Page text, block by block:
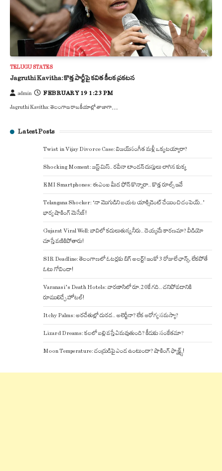
TELUGU STATES
Jagruthi Kavitha: కొత్త పార్టీపై కవిత కీలక ప్రకటన
admin FEBRUARY 19 1:23 PM
Jagruthi Kavitha: తెలంగాణ రాజకీయాల్లో తాజాగా…
Latest Posts
Twist in Vijay Divorce Case: విజయ్-సంగీత మళ్లీ ఒక్కటయ్యారా?
Shocking Moment: జస్ట్ మిస్.. రవీనా టాండన్ దుస్తులు లాగిన కుక్క
EMI Smartphones: ఈఎంఐ మీద ఫోన్ కొన్నారా.. కొత్త రూల్స్ ఇవే
Telangana Shocker: ‘నా మొగుడిని బయట యాక్సిడెంట్ చేయించి చంపెయ్..’
భార్య షాకింగ్ మెసేజ్!
Gujarat Viral Well: బావిలో కదులుతున్న నీరు.. దెయ్యమే కారణమా? వీడియో
చూస్తే వణికిపోతారు!
SIR Deadline: తెలంగాణలో ఓటర్లకు బిగ్ అలర్ట్! ఇంకో 3 రోజులే ఛాన్స్, లేకపోతే
ఓటు గోవిందా!
Varanasi’s Death Hotels: వారణాసిలో రూ.20కే గది.. చనిపోవడానికి
రూములిచ్చే హోటల్!
Itchy Palms: అరచేతుల్లో దురద.. అలెర్జీనా? లేక ఆరోగ్య సమస్యా?
Lizard Dreams: కలలో బల్లి వస్తే ఏమవుతుంది? కీడుకు సంకేతమా?
Moon Temperature: చంద్రుడిపై ఎండ ఉంటుందా? షాకింగ్ ఫ్యాక్ట్స్!